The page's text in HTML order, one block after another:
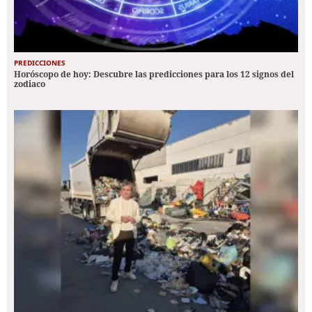
PREDICCIONES
Horóscopo de hoy: Descubre las predicciones para los 12 signos del
zodiaco